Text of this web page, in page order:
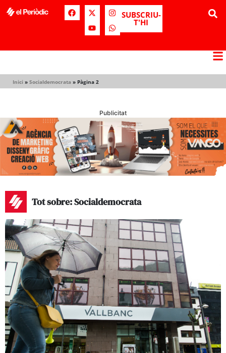
SUBSCRIU-
T'HI
Inici » Socialdemocrata » Pàgina 2
Publicitat
Tot sobre: Socialdemocrata